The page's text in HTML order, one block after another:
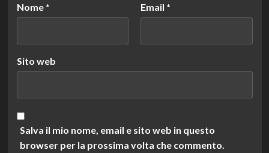
Nome * Email *
Sito web
Salva il mio nome, email e sito web in questo
browser per la prossima volta che commento.